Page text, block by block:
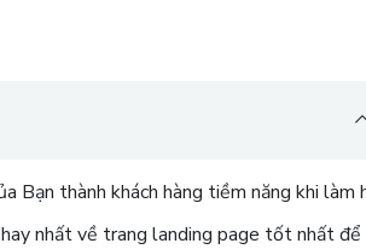
thành khách hàng tiềm năng khi làm
nhất về trang landing page tốt nhất để